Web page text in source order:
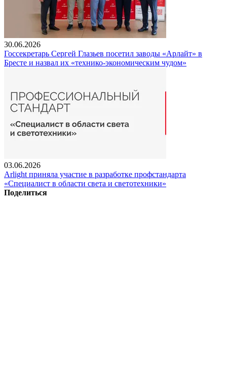
30.06.2026
Госсекретарь Сергей Глазьев посетил заводы «Арлайт» в
Бресте и назвал их «технико-экономическим чудом»
03.06.2026
Arlight приняла участие в разработке профстандарта
«Специалист в области света и светотехники»
Поделиться